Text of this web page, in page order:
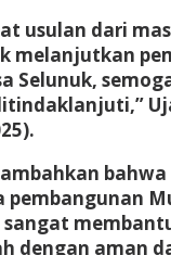
usulan dari
melanjutkan
Selunuk,
bahwa
dengan aman